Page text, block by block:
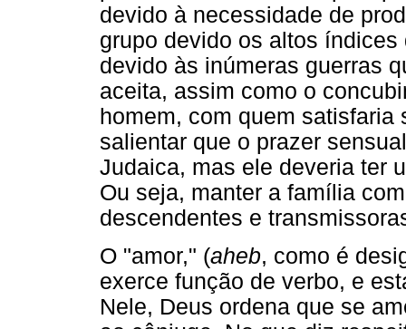
devido à necessidade de
grupo devido os altos
devido às inúmeras guerras
aceita, assim como o
homem, com quem
salientar que o prazer
Judaica, mas ele deveria ter
Ou seja, manter a família
descendentes e
O "amor," (aheb, como é
exerce função de verbo, e
Nele, Deus ordena que se